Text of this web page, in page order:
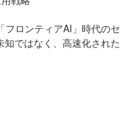
フロンティアAI」時代のセ
ではなく、高速化された